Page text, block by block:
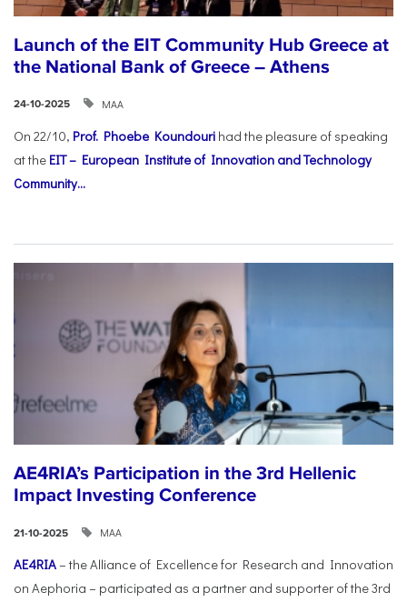
Launch of the EIT Community Hub Greece at
the National Bank of Greece – Athens
24-10-2025 ΜΑΑ
On 22/10, Prof. Phoebe Koundouri had the pleasure of speaking
at the EIT – European Institute of Innovation and Technology
Community...
AE4RIA’s Participation in the 3rd Hellenic
Impact Investing Conference
21-10-2025 ΜΑΑ
AE4RIA– the Alliance of Excellence for Research and Innovation
on Aephoria – participated as a partner and supporter of the 3rd